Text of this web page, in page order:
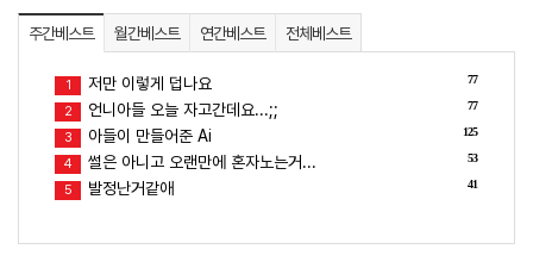
주간베스트 월간베스트 연간베스트 전체베스트
77
1 저만 이렇게 덥나요
77
2 언니아들 오늘 자고간데요...;;
125
3 아들이 만들어준 Ai
53
4 썰은 아니고 오랜만에 혼자노는거...
41
5 발정난거같애